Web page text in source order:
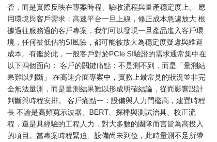
否，而是實際反映在專案時程、驗收流程與量產穩定度上。 應
用環境與客戶需求：高速平台一旦上線，修正成本急遽放大 根
據過往服務過的客戶專案，我們可以發現一旦產品進入客戶環
境，任何被低估的SI風險，都可能被放大為穩定度疑慮與維運
成本。有鑑於此，一般客戶對於PCIe SI驗證的需求通常集中在
以下四個面向： 客戶的關鍵痛點：不是測不到，而是「量測結
果難以判斷」 在高速介面專案中，實務上最常見的狀況並非完
全無法量測，而是量測結果難以形成明確結論，從而影響設計
判斷與時程安排。 客戶痛點一：設備與人力門檻高，建置時程
長 不論是高頻寬示波器、BERT、探棒與測試治具、校正流
程，還是具經驗的工程人力，對大多數的團隊而言皆為高投入
的項目。當專案時程緊迫、設備尚未到位，此時量測不足所帶